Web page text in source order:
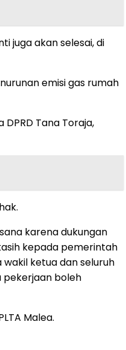
juga akan selesai, di
emisi gas rumah
Tana Toraja,
karena dukungan
kepada pemerintah
ketua dan seluruh
pekerjaan boleh
Malea.